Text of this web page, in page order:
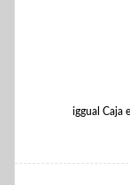
iggual Caja